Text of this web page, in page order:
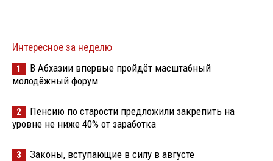
Интересное за неделю
1
В Абхазии впервые пройдёт масштабный
молодёжный форум
2
Пенсию по старости предложили закрепить на
уровне не ниже 40% от заработка
3 Законы, вступающие в силу в августе